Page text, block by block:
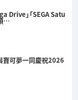
Drive」「SEGA Satu
…
寶可夢一同慶祝2026